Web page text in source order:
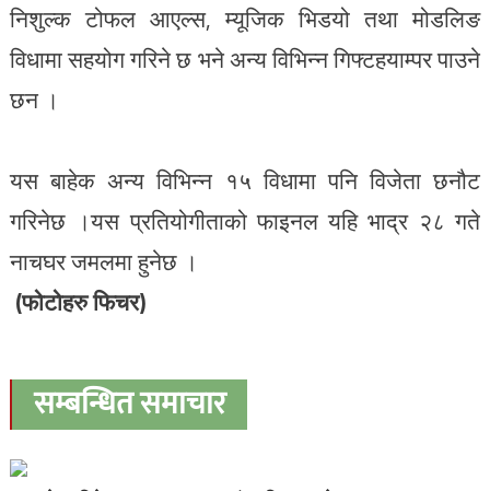
निशुल्क टोफल आएल्स, म्यूजिक भिडयो तथा मोडलिङ
विधामा सहयोग गरिने छ भने अन्य विभिन्न गिफ्टहयाम्पर पाउने
छन ।
यस बाहेक अन्य विभिन्न १५ विधामा पनि विजेता छनौट
गरिनेछ ।यस प्रतियोगीताको फाइनल यहि भाद्र २८ गते
नाचघर जमलमा हुनेछ ।
(फोटोहरु फिचर)
सम्बन्धित समाचार